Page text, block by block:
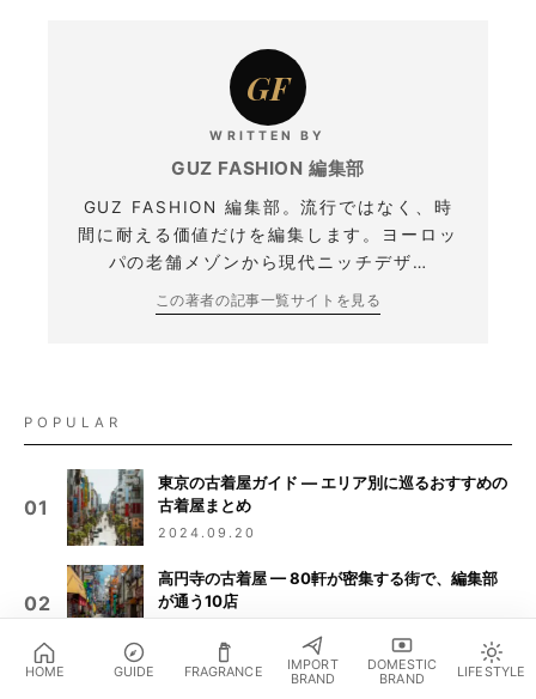
GF
WRITTEN BY
GUZ FASHION 編集部
GUZ FASHION 編集部。流行ではなく、時
間に耐える価値だけを編集します。ヨーロッ
パの老舗メゾンから現代ニッチデザ…
この著者の記事一覧サイトを見る
POPULAR
01
東京の古着屋ガイド — エリア別に巡るおすすめの
古着屋まとめ
2024.09.20
02
高円寺の古着屋 — 80軒が密集する街で、編集部
が通う10店
30 代男性の第一印象を上げる香水 7 選｜オフィ
おすすめ商品を見る
HOME GUIDE FRAGRANCE
IMPORT
BRAND
DOMESTIC
BRAND
LIFESTYLE